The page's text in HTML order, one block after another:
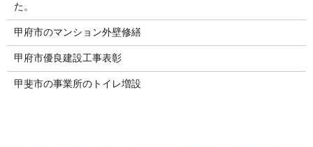
た。
甲府市のマンション外壁修繕
甲府市優良建設工事表彰
甲斐市の事業所のトイレ増設